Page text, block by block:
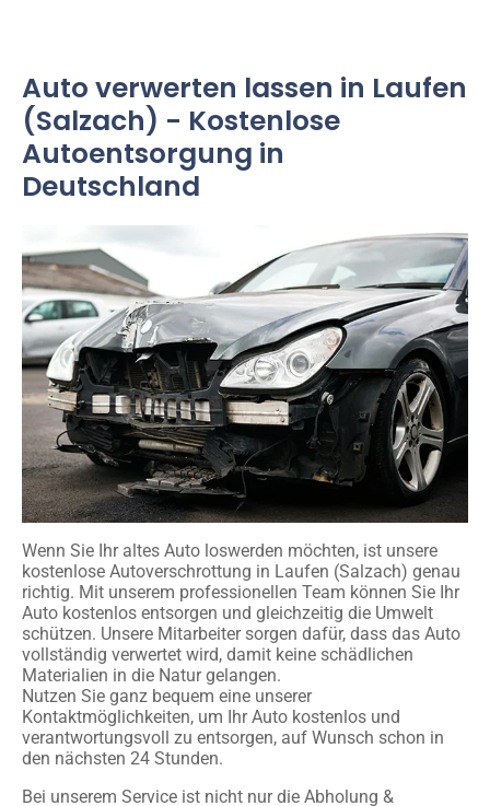
Auto verwerten lassen in Laufen
(Salzach) - Kostenlose
Autoentsorgung in
Deutschland
Wenn Sie Ihr altes Auto loswerden möchten, ist unsere
kostenlose Autoverschrottung in Laufen (Salzach) genau
richtig. Mit unserem professionellen Team können Sie Ihr
Auto kostenlos entsorgen und gleichzeitig die Umwelt
schützen. Unsere Mitarbeiter sorgen dafür, dass das Auto
vollständig verwertet wird, damit keine schädlichen
Materialien in die Natur gelangen.
Nutzen Sie ganz bequem eine unserer
Kontaktmöglichkeiten, um Ihr Auto kostenlos und
verantwortungsvoll zu entsorgen, auf Wunsch schon in
den nächsten 24 Stunden.
Bei unserem Service ist nicht nur die Abholung &